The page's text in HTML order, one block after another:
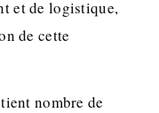
et de logistique,
de cette
nombre de